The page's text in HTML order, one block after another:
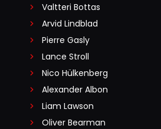
Valtteri Bottas
Arvid Lindblad
Pierre Gasly
Lance Stroll
Nico Hülkenberg
Alexander Albon
Liam Lawson
Oliver Bearman